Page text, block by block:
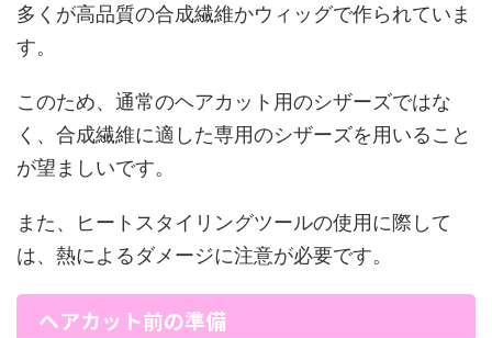
多くが高品質の合成繊維かウィッグで作られていま
す。
このため、通常のヘアカット用のシザーズではな
く、合成繊維に適した専用のシザーズを用いること
が望ましいです。
また、ヒートスタイリングツールの使用に際して
は、熱によるダメージに注意が必要です。
ヘアカット前の準備